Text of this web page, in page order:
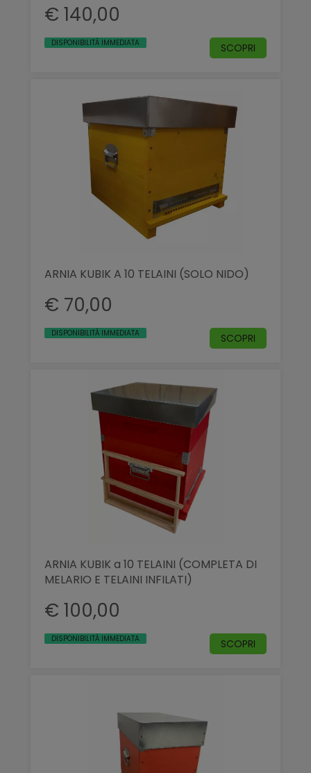
€ 140,00
DISPONIBILITÀ IMMEDIATA SCOPRI
ARNIA KUBIK A 10 TELAINI (SOLO NIDO)
€ 70,00
DISPONIBILITÀ IMMEDIATA SCOPRI
ARNIA KUBIK a 10 TELAINI (COMPLETA DI
MELARIO E TELAINI INFILATI)
€ 100,00
DISPONIBILITÀ IMMEDIATA SCOPRI